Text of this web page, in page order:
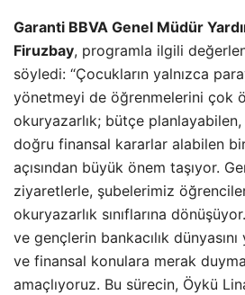
Garanti BBVA Genel Müdür
Firuzbay, programla ilgili
söyledi: “Çocukların yalnızca
yönetmeyi de öğrenmelerini çok
okuryazarlık; bütçe
doğru finansal kararlar alabilen
açısından büyük önem taşıyor.
ziyaretlerle, şubelerimiz
okuryazarlık sınıflarına
ve gençlerin bankacılık dünyasını
ve finansal konulara merak
amaçlıyoruz. Bu sürecin, Öykü